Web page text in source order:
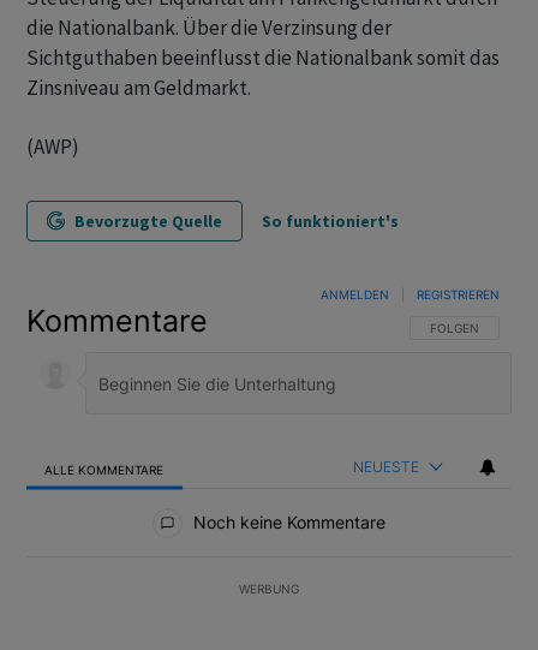
die Nationalbank. Über die Verzinsung der
Sichtguthaben beeinflusst die Nationalbank somit das
Zinsniveau am Geldmarkt.
(AWP)
Bevorzugte Quelle So funktioniert's
Kommentare FOLGE DIESER
FOLGEN
ANMELDEN REGISTRIEREN
ALLE KOMMENTARE NEUESTE
Noch keine Kommentare
WERBUNG